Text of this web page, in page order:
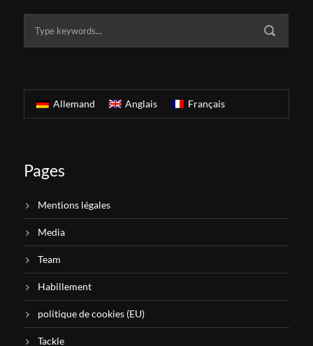
Allemand Anglais Français
Pages
Mentions légales
Media
Team
Habillement
politique de cookies (EU)
Tackle